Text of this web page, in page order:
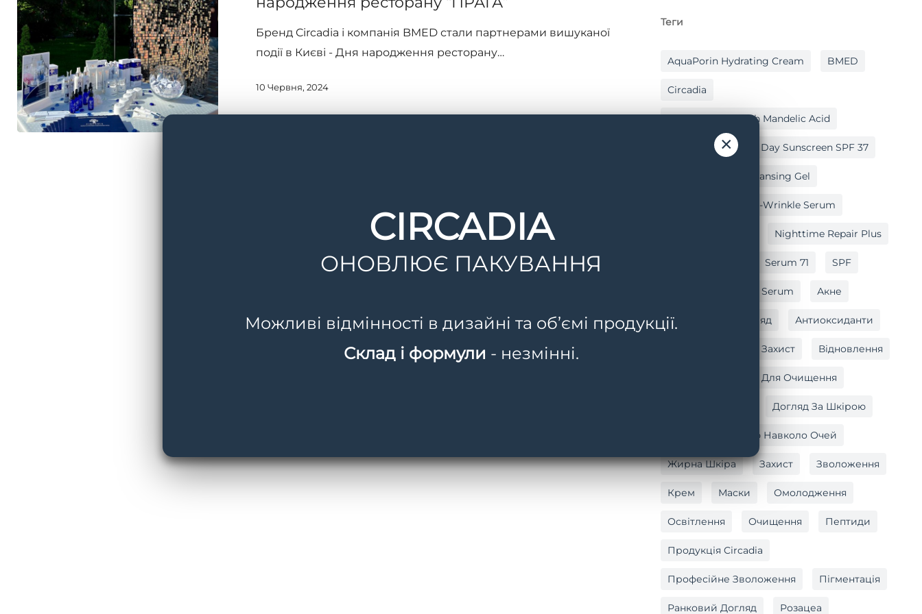
ресторану
“ПРАГА”
Бренд Circadia і компанія BMED стали партнерами вишуканої
події в Києві - Дня народження ресторану…
10 Червня, 2024
Теги
AquaPorin Hydrating Cream BMED
Circadia
Cleansing Gel With Mandelic Acid
Light Day Sunscreen SPF 37
Lipid Replacing Cleansing Gel
Myo-Cyte Plus Anti-Wrinkle Serum
Nighttime Repair Plus
Serum 71 SPF
Vitamin C Reversal Serum Акне
Антивіковий Догляд Антиоксиданти
Антиоксидантний Захист Відновлення
Гель Для Очищення
Догляд За Шкірою
Догляд За Шкірою Навколо Очей
Жирна Шкіра Захист Зволоження
Крем Маски Омолодження
Освітлення Очищення Пептиди
Продукція Circadia
Професійне Зволоження Пігментація
Ранковий Догляд Розацеа
×
CIRCADIA
ОНОВЛЮЄ ПАКУВАННЯ
Можливі відмінності в дизайні та об’ємі продукції.
Склад і формули - незмінні.